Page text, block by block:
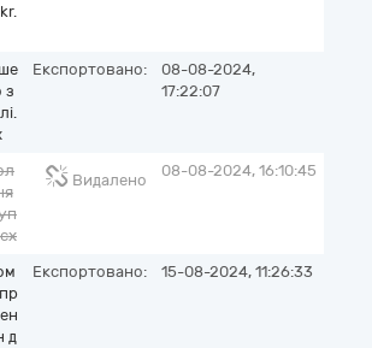
з
Експортовано:
08-08-2024,
17:22:07
Видалено
08-08-2024, 16:10:45
д
Експортовано: 15-08-2024, 11:26:33